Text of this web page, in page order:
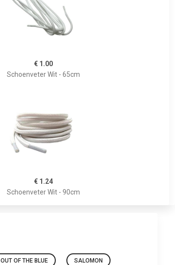
€ 1.00
Schoenveter Wit - 65cm
€ 1.24
Schoenveter Wit - 90cm
OUT OF THE BLUE SALOMON